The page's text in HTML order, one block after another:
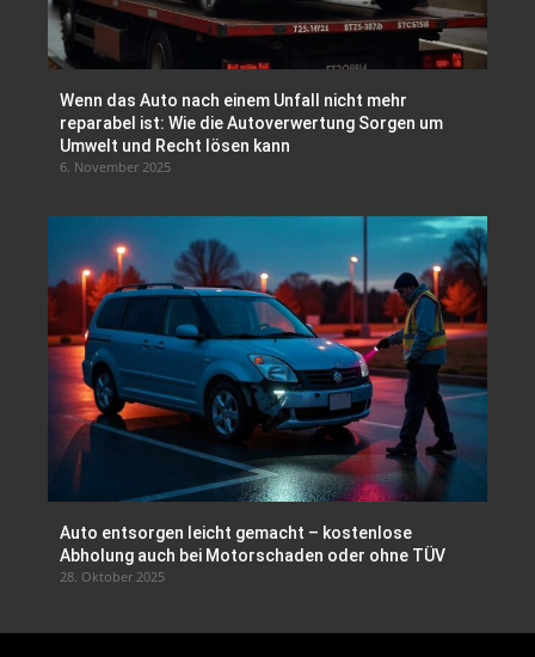
Wenn das Auto nach einem Unfall nicht mehr
reparabel ist: Wie die Autoverwertung Sorgen um
Umwelt und Recht lösen kann
6. November 2025
Auto entsorgen leicht gemacht – kostenlose
Abholung auch bei Motorschaden oder ohne TÜV
28. Oktober 2025